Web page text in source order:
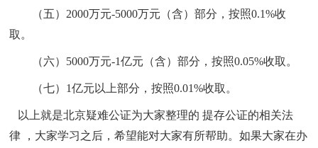
（五） 2000万元-5000万元（含）部分，按照0.1%收
取。
（六） 5000万元-1亿元（含）部分，按照0.05%收取。
（七） 1亿元以上部分，按照0.01%收取。
以上就是北京疑难公证为大家整理的 提存公证的相关法
律
，大家学习之后，希望能对大家有所帮助。如果大家在办